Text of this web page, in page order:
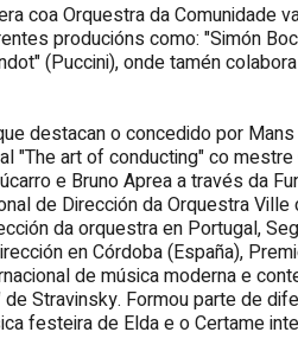
coa Orquestra da Comunidade
producións como: "Simón
(Puccini), onde tamén
destacan o concedido por
"The art of conducting" co
e Bruno Aprea a través da
de Dirección da Orquestra
da orquestra en Portugal,
en Córdoba (España),
de música moderna e
Stravinsky. Formou parte de
festeira de Elda e o Certame